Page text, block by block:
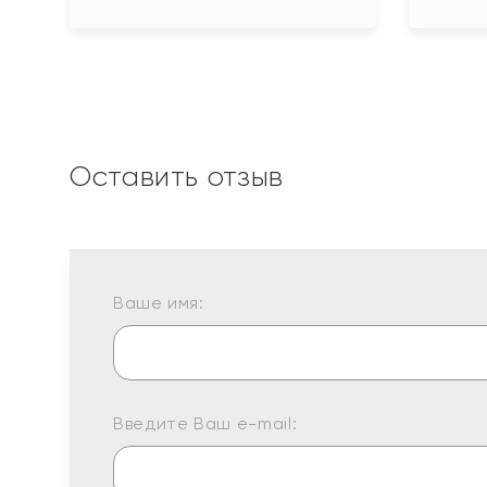
Оставить отзыв
Ваше имя:
Введите Ваш e-mail: